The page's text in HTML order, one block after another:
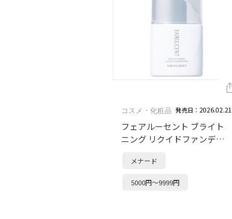
コスメ・化粧品 発売日：2026.02.21
フェアルーセント ブライト
ニング リクイドファンデー
メナード
5000円～9999円